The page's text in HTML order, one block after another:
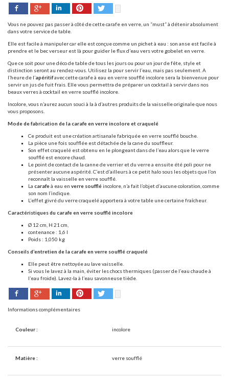
Facebook Google+ LinkedIn Pinterest
Vous ne pouvez pas passer à côté de cette carafe en verre, un “must” à détenir absolument
dans votre service de table.
Elle est facile à manipuler car elle est conçue comme un pichet à eau : son anse est facile à
prendre et le bec verseur est là pour guider le flux d’eau vers votre gobelet en verre.
Que ce soit pour une déco de table de tous les jours ou pour un jour de fête, style et
distinction seront au rendez-vous. Utilisez la pour servir l’eau, mais pas seulement. A
l’heure de l’apéritifavec cette carafe à eau en verre soufflé incolore sera la bienvenue pour
servir un jus de fuit frais. Elle vous permettra de préparer un cocktail à servir dans nos
beaux verres à cocktail en verre soufflé incolore.
Incolore, vous n’aurez aucun souci à la à d’autres produits de la vaisselle originale que nous
vous proposons.
Mode de fabrication de la carafe en verre incolore et craquelé
Ce produit est une création artisanale fabriquée en verre soufflé bouche.
La pièce une fois soufflée est détachée de la cane du souffleur.
Son effet craquelé est obtenu en le plongeant dans de l’eau alors que le verre
soufflé est encore chaud.
Le point de contact de la canne de verrier et du verre a ensuite été poli pour ne
présenter aucune aspérité. C’est d’ailleurs à ce petit halo sous les objets que l’on
reconnaît la vaisselle en verre soufflé.
La carafeà eau en verre souffléincolore, n’a fait l’objet d’aucune coloration, comme
son nom l’indique.
L’effet givré du verre craquelé apportera à votre table une certaine fraîcheur.
Caractéristiques du carafe en verre soufflé incolore
Ø 12 cm, H 21 cm,
contenance : 1,6 l
Poids : 1,050 kg
Conseils d’entretien de la carafe en verre soufflé craquelé
Elle peut être nettoyée au lave vaisselle.
Si vous le lavez à la main, éviter les chocs thermiques (passer de l’eau chaude à
l’eau froide). Lavez-la à l’eau savonneuse tiède.
Facebook Google+ LinkedIn Pinterest
Informations complémentaires
Couleur : incolore
Matière : verre soufflé